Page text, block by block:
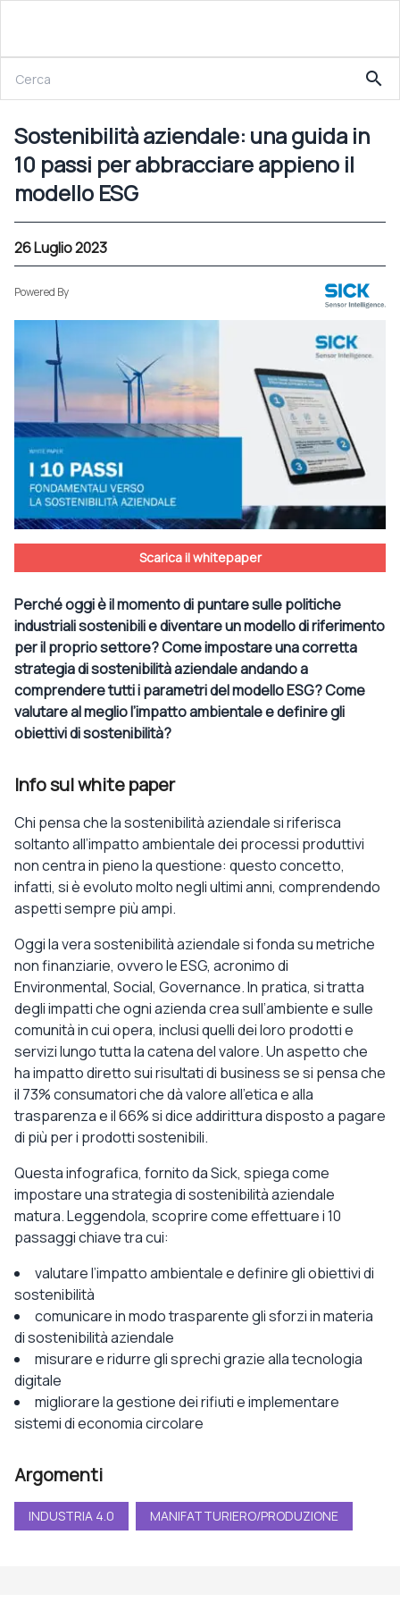
Sostenibilità aziendale: una guida in 10 passi per abbracciare appieno il modello ESG
search
Sostenibilità aziendale: una guida in
10 passi per abbracciare appieno il
modello ESG
26 Luglio 2023
Powered By
Scarica il whitepaper
Perché oggi è il momento di puntare sulle politiche
industriali sostenibili e diventare un modello di riferimento
per il proprio settore? Come impostare una corretta
strategia di sostenibilità aziendale andando a
comprendere tutti i parametri del modello ESG? Come
valutare al meglio l’impatto ambientale e definire gli
obiettivi di sostenibilità?
Info sul white paper
Chi pensa che la sostenibilità aziendale si riferisca
soltanto all’impatto ambientale dei processi produttivi
non centra in pieno la questione: questo concetto,
infatti, si è evoluto molto negli ultimi anni, comprendendo
aspetti sempre più ampi.
Oggi la vera sostenibilità aziendale si fonda su metriche
non finanziarie, ovvero le ESG, acronimo di
Environmental, Social, Governance. In pratica, si tratta
degli impatti che ogni azienda crea sull’ambiente e sulle
comunità in cui opera, inclusi quelli dei loro prodotti e
servizi lungo tutta la catena del valore. Un aspetto che
ha impatto diretto sui risultati di business se si pensa che
il 73% consumatori che dà valore all’etica e alla
trasparenza e il 66% si dice addirittura disposto a pagare
di più per i prodotti sostenibili.
Questa infografica, fornito da Sick, spiega come
impostare una strategia di sostenibilità aziendale
matura. Leggendola, scoprire come effettuare i 10
passaggi chiave tra cui:
valutare l’impatto ambientale e definire gli obiettivi di
sostenibilità
comunicare in modo trasparente gli sforzi in materia
di sostenibilità aziendale
misurare e ridurre gli sprechi grazie alla tecnologia
digitale
migliorare la gestione dei rifiuti e implementare
sistemi di economia circolare
Argomenti
INDUSTRIA 4.0 MANIFATTURIERO/PRODUZIONE